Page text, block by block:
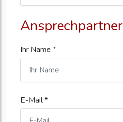
Ansprechpartner
Ihr Name *
E-Mail *